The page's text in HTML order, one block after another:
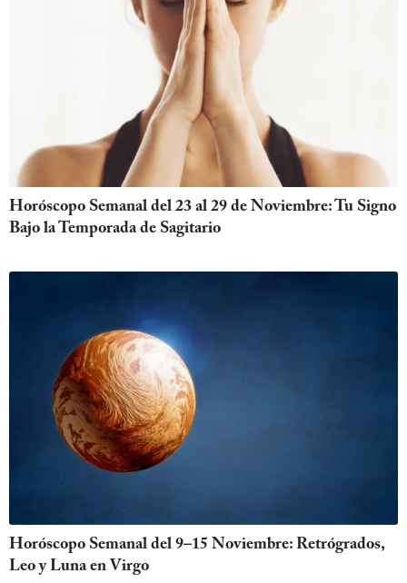
Horóscopo Semanal del 23 al 29 de Noviembre: Tu Signo
Bajo la Temporada de Sagitario
Horóscopo Semanal del 9–15 Noviembre: Retrógrados,
Leo y Luna en Virgo